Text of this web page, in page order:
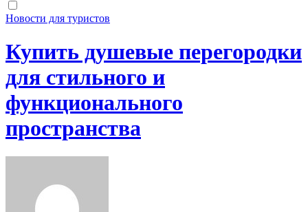
Новости для туристов
Купить душевые перегородки
для стильного и
функционального
пространства